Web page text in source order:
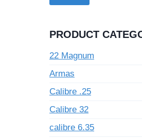
PRODUCT
22 Magnum
Armas
Calibre .25
Calibre 32
calibre 6.35